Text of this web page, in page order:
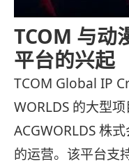
TCOM 与动
平台的兴起
TCOM Global IP
WORLDS 的大型
ACGWORLDS 株
的运营。该平台支